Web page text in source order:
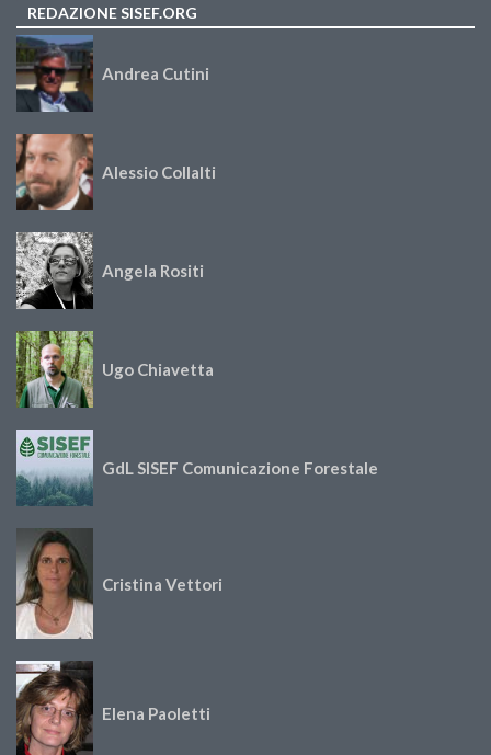
REDAZIONE SISEF.ORG
Andrea Cutini
Alessio Collalti
Angela Rositi
Ugo Chiavetta
GdL SISEF Comunicazione Forestale
Cristina Vettori
Elena Paoletti